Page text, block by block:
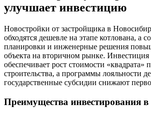
улучшает инвестицию
Новостройки от застройщика в
обходятся дешевле на этапе котлована, а
планировки и инженерные решения
объекта на вторичном рынке.
обеспечивает рост стоимости «квадрата»
строительства, а программы лояльности
государственные субсидии снижают
Преимущества инвестирования в